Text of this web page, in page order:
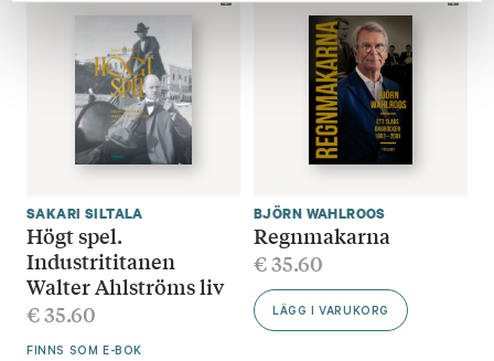
SAKARI SILTALA
Högt spel.
Industrititanen
Walter Ahlströms liv
€35.60
FINNS SOM E-BOK
BJÖRN WAHLROOS
Regnmakarna
€35.60
LÄGG I VARUKORG